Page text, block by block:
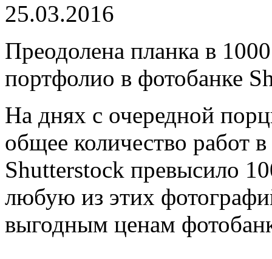
25.03.2016
Преодолена планка в
портфолио в фотобанке
На днях с очередной
общее количество работ
Shutterstock превысило
любую из этих
выгодным ценам